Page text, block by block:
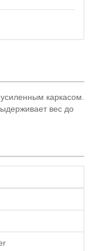
каркасом.
вес до